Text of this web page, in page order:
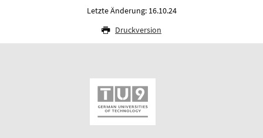
Letzte Änderung: 16.10.24
Druckversion